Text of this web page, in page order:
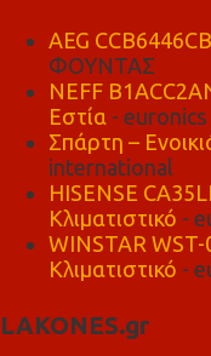
AEG
ΦΟΥΝΤΑΣ
NEFF
Εστία -
Σπάρτη –
international
HISENSE
Κλιματιστικό -
WINSTAR
Κλιματιστικό -
LAKONES.gr